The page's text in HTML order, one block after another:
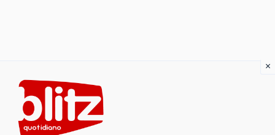
content
×